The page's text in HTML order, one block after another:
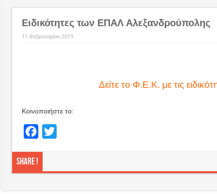
Ειδικότητες των ΕΠΑΛ Αλεξανδρούπολης
11 Φεβρουαρίου 2019
Δείτε το Φ.Ε.Κ. με τις
Κοινοποιήστε το:
Facebook
Share !